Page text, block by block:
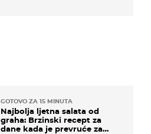
GOTOVO ZA 15 MINUTA
Najbolja ljetna salata od
graha: Brzinski recept za
dane kada je prevruće za